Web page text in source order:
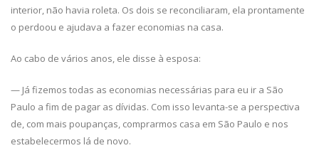
interior, não havia roleta. Os dois se reconciliaram, ela prontamente
o perdoou e ajudava a fazer economias na casa.
Ao cabo de vários anos, ele disse à esposa:
— Já fizemos todas as economias necessárias para eu ir a São
Paulo a fim de pagar as dívidas. Com isso levanta-se a perspectiva
de, com mais poupanças, comprarmos casa em São Paulo e nos
estabelecermos lá de novo.